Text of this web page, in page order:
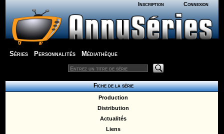
Inscription Connexion
Séries Personnalités Médiathèque
Fiche de la série
Production
Distribution
Actualités
Liens